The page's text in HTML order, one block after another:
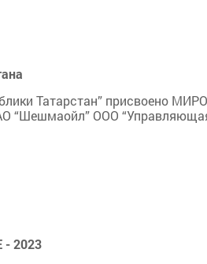
Татарстан” присвоено
“Шешмаойл” ООО
- 2023